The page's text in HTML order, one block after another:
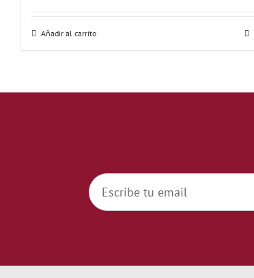
Añadir al carrito